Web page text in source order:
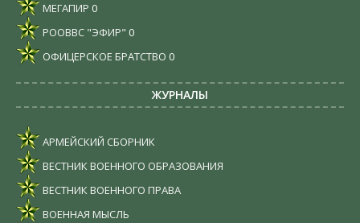
МЕГАПИР 0
РООВВС "ЭФИР" 0
ОФИЦЕРСКОЕ БРАТСТВО 0
ЖУРНАЛЫ
АРМЕЙСКИЙ СБОРНИК
ВЕСТНИК ВОЕННОГО ОБРАЗОВАНИЯ
ВЕСТНИК ВОЕННОГО ПРАВА
ВОЕННАЯ МЫСЛЬ